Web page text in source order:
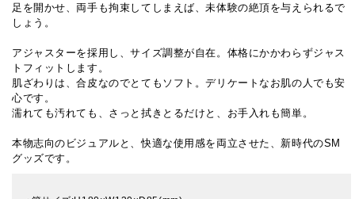
足を開かせ、両手も拘束してしまえば、未体験の絶頂を与えられるで
しょう。
アジャスターを採用し、サイズ調整が自在。体格にかかわらずジャス
トフィットします。
肌ざわりは、合皮なのでとてもソフト。デリケートなお肌の人でも安
心です。
濡れても汚れても、さっと拭きとるだけと、お手入れも簡単。
本物志向のビジュアルと、快適な使用感を両立させた、新時代のSM
グッズです。